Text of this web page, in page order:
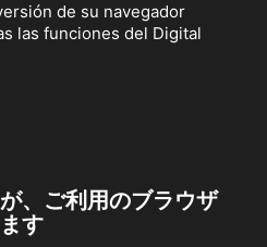
de su navegador
las funciones del Digital
、ご利用のブラウザ
す